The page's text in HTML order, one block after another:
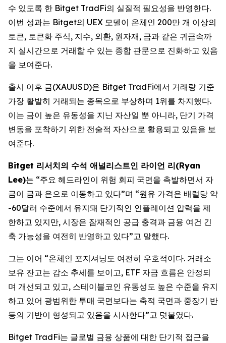
수 있도록 한 Bitget TradFi의 실질적 필요성을 반영한다.
이번 성과는 Bitget의 UEX 모델이 온체인 200만 개 이상의
토큰, 토큰화 주식, 지수, 외환, 원자재, 금과 같은 귀금속까
지 실시간으로 거래할 수 있는 종합 관문으로 진화하고 있음
을 보여준다.
출시 이후 금(XAUUSD)은 Bitget TradFi에서 거래량 기준
가장 활발히 거래되는 종목으로 부상하며 1위를 차지했다.
이는 금이 높은 유동성을 지닌 자산일 뿐 아니라, 단기 가격
변동을 포착하기 위한 전술적 자산으로 활용되고 있음을 보
여준다.
Bitget 리서치의 수석 애널리스트인 라이언 리(Ryan
Lee)는 “주요 헤드라인이 위험 회피 국면을 촉발하면서 자
금이 금과 은으로 이동하고 있다”며 “원유 가격은 배럴당 약
-60달러 수준에서 유지돼 단기적인 인플레이션 압력을 제
한하고 있지만, 시장은 잠재적인 공급 충격과 금융 여건 긴
축 가능성을 여전히 반영하고 있다”고 말했다.
그는 이어 “온체인 포지셔닝도 여전히 우호적이다. 거래소
보유 잔고는 감소 추세를 보이고, ETF 자금 흐름은 안정되
며 개선되고 있고, 스테이블코인 유동성도 높은 수준을 유지
하고 있어 광범위한 투매 국면보다는 축적 국면과 중장기 반
등의 기반이 형성되고 있음을 시사한다”고 덧붙였다.
Bitget TradFi는 글로벌 금융 상품에 대한 단기적 접근을